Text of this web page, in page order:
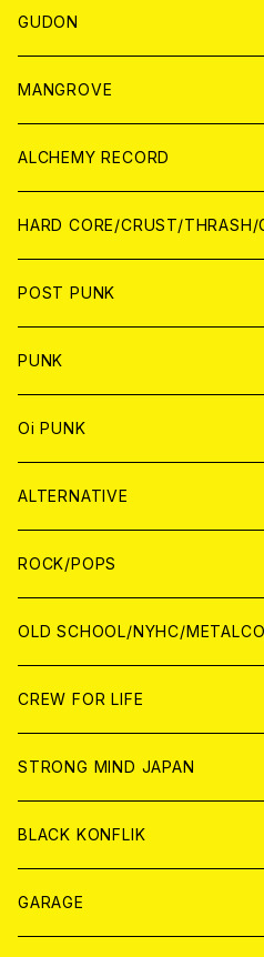
WORLD
JAPAN
WORLD
GUDON
アパレル
PATCH
アナログ
DIGITAL CONTENTS
MANGROVE
ALCHEMY RECORD
CD
ANALOG
HARD CORE/CRUST/THRASH/
JAPAN
CD
ANALOG
WORLD
CD
ANALOG
POST PUNK
CD
JAPAN
WORLD
ANALOG
JAPAN
WORLD
PUNK
JAPAN
CD
ANALOG
WORLD
CD
ANALOG
Oi PUNK
JAPAN
CD
ANALOG
WOLRD
CD
ANALOG
ALTERNATIVE
JAPAN
CD
ANALOG
WORLD
CD
ANALOG
ROCK/POPS
JAPAN
CD
ANALOG
WORLD
CD
ANALOG
OLD SCHOOL/NYHC/
JAPAN
CD
ANALOG
WORLD
CD
ANALOG
CREW FOR LIFE
STRONG MIND JAPAN
BLACK KONFLIK
GARAGE